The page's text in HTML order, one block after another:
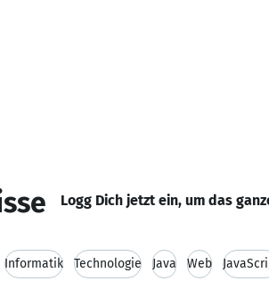
Logg Dich jetzt ein, um das
Informatik Technologie Java Web